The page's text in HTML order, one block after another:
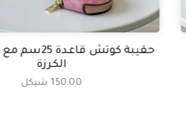
حقيبة كوتش
الكرزة
150.00 شيكل